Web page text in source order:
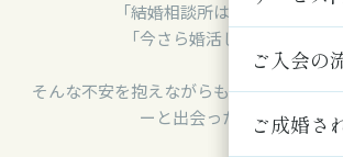
ご入会の
ご成婚さ
ご入会の
ご成婚さ
「結婚相談所はハードルが高そ
「今さら婚活しても遅いので
そんな不安を抱えながらも一歩踏み出し
ーと出会った方々がいます